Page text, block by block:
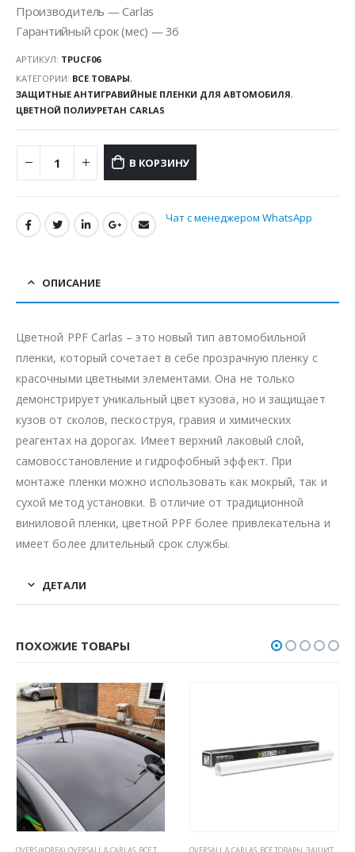
Производитель — Carlas
Гарантийный срок (мес) — 36
АРТИКУЛ: TPUCF06
КАТЕГОРИИ: ВСЕ ТОВАРЫ,
ЗАЩИТНЫЕ АНТИГРАВИЙНЫЕ ПЛЕНКИ ДЛЯ АВТОМОБИЛЯ,
ЦВЕТНОЙ ПОЛИУРЕТАН CARLAS
В КОРЗИНУ
Чат с менеджером WhatsApp
ОПИСАНИЕ
Цветной PPF Carlas – это новый тип автомобильной
пленки, который сочетает в себе прозрачную пленку с
красочными цветными элементами. Она не только
демонстрирует уникальный цвет кузова, но и защищает
кузов от сколов, пескоструя, гравия и химических
реагентах на дорогах. Имеет верхний лаковый слой,
самовосстановление и гидрофобный эффект. При
монтаже пленки можно использовать как мокрый, так и
сухой метод установки. В отличие от традиционной
виниловой пленки, цветной PPF более привлекательна и
имеет более длительный срок службы.
ДЕТАЛИ
ПОХОЖИЕ ТОВАРЫ